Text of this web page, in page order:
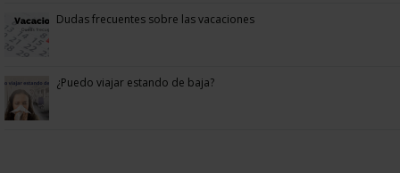
Dudas frecuentes sobre las vacaciones
¿Puedo viajar estando de baja?